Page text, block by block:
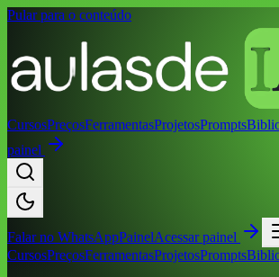
Pular para o conteúdo
CursosPreçosFerramentasProjetosPrompts
painel
Falar no WhatsAppPainelAcessar painel
CursosPreçosFerramentasProjetosPrompts